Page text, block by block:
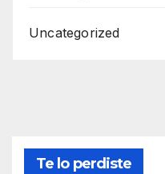
Uncategorized
Te lo perdiste